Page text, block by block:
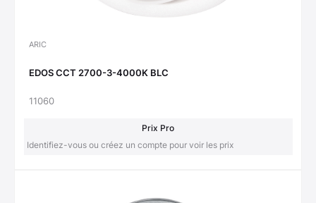
ARIC
EDOS CCT 2700-3-4000K BLC
11060
Prix Pro
Identifiez-vous ou créez un compte pour voir les prix